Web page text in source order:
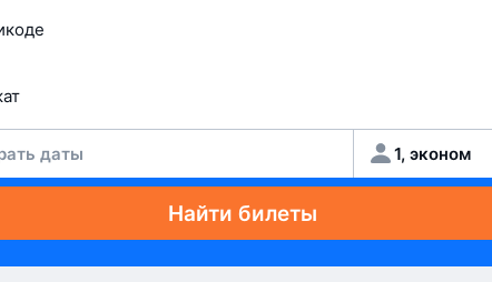
даты 1, эконом
Найти билеты